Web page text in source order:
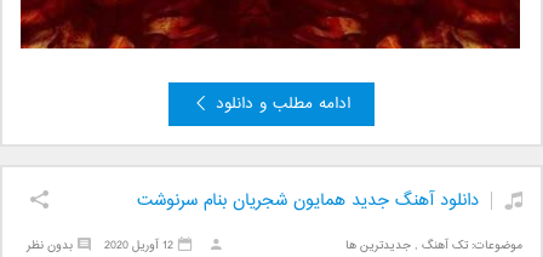
ادامه مطلب و دانلود
دانلود آهنگ جدید همایون شجریان بنام سرنوشت
موضوعات:تک آهنگ ,جدیدترین ها بدون نظر 12 آوریل 2020